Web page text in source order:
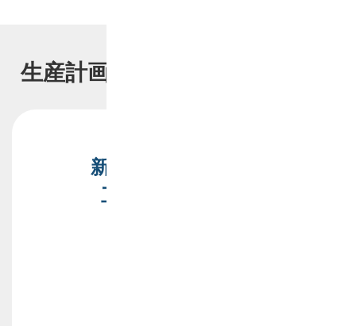
生産計画業務で抱えている課題
新技術導入のための
工程変更への対応